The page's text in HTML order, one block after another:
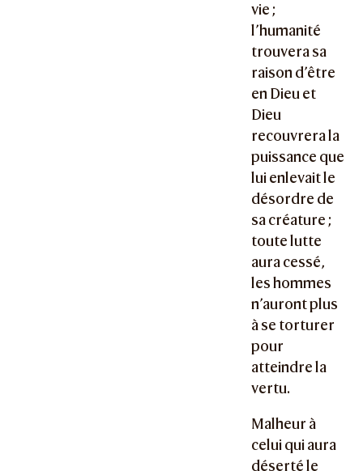
vie ;
l’humanité
trouvera sa
raison d’être
en Dieu et
Dieu
recouvrera la
puissance que
lui enlevait le
désordre de
sa créature ;
toute lutte
aura cessé,
les hommes
n’auront plus
à se torturer
pour
atteindre la
vertu.
Malheur à
celui qui aura
déserté le